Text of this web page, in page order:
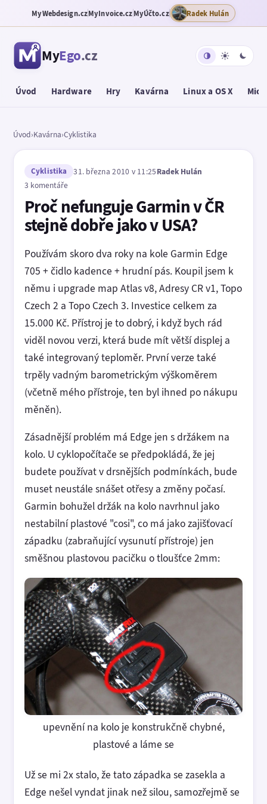
MyWebdesign.czMyInvoice.czMyÚčto.cz Radek Hulán
MyEgo.cz
Úvod Hardware Hry Kavárna Linux a OS X
Úvod›Kavárna›Cyklistika
Cyklistika 31. března 2010 v 11:25Radek Hulán
3 komentáře
Proč nefunguje Garmin v ČR
stejně dobře jako v USA?
Používám skoro dva roky na kole Garmin Edge
705 + čidlo kadence + hrudní pás. Koupil jsem k
němu i upgrade map Atlas v8, Adresy CR v1, Topo
Czech 2 a Topo Czech 3. Investice celkem za
15.000 Kč. Přístroj je to dobrý, i když bych rád
viděl novou verzi, která bude mít větší displej a
také integrovaný teploměr. První verze také
trpěly vadným barometrickým výškoměrem
(včetně mého přístroje, ten byl ihned po nákupu
měněn).
Zásadnější problém má Edge jen s držákem na
kolo. U cyklopočítače se předpokládá, že jej
budete používat v drsnějších podmínkách, bude
muset neustále snášet otřesy a změny počasí.
Garmin bohužel držák na kolo navrhnul jako
nestabilní plastové "cosi", co má jako zajišťovací
západku (zabraňující vysunutí přístroje) jen
směšnou plastovou pacičku o tloušťce 2mm:
upevnění na kolo je konstrukčně chybné,
plastové a láme se
Už se mi 2x stalo, že tato západka se zasekla a
Edge nešel vyndat jinak než silou, samozřejmě se